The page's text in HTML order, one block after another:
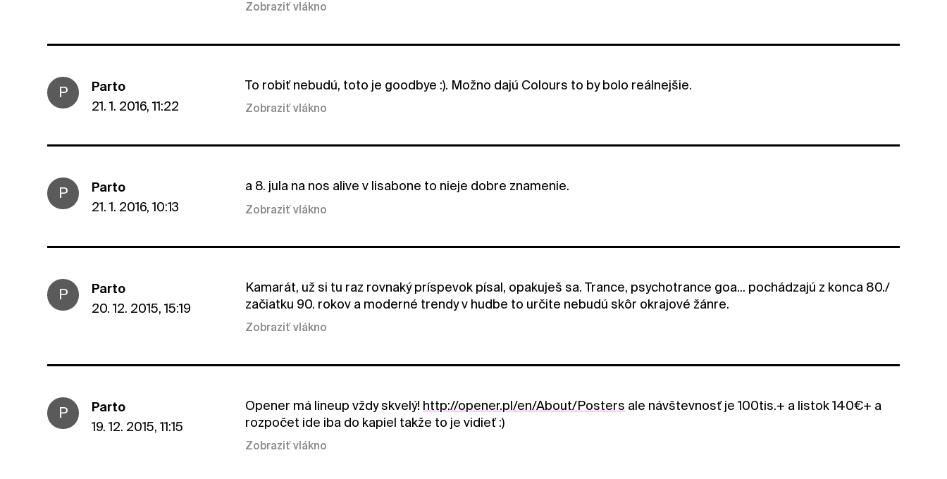
Zobraziť vlákno
P
Parto
21. 1. 2016, 11:22
To robiť nebudú, toto je goodbye :). Možno dajú Colours to by bolo reálnejšie.
Zobraziť vlákno
P
Parto
21. 1. 2016, 10:13
a 8. jula na nos alive v lisabone to nieje dobre znamenie.
Zobraziť vlákno
P
Parto
20. 12. 2015, 15:19
Kamarát, už si tu raz rovnaký príspevok písal, opakuješ sa. Trance, psychotrance goa... pochádzajú z konca 80./
začiatku 90. rokov a moderné trendy v hudbe to určite nebudú skôr okrajové žánre.
Zobraziť vlákno
P
Parto
19. 12. 2015, 11:15
Opener má lineup vždy skvelý! http://opener.pl/en/About/Posters ale návštevnosť je 100tis.+ a listok 140€+ a
rozpočet ide iba do kapiel takže to je vidieť :)
Zobraziť vlákno